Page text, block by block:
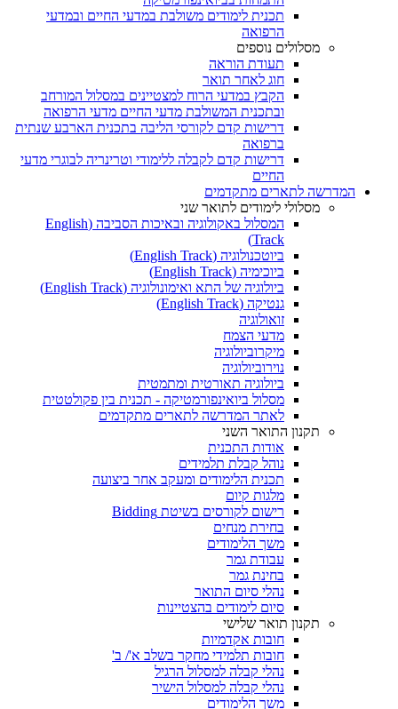
תכנית לימודים משולבת במדעי החיים ובמדעי
הרפואה
מסלולים נוספים
תעודת הוראה
חוג לאחר תואר
הקבץ במדעי הרוח למצטיינים במסלול המורחב
ובתכנית המשולבת מדעי החיים מדעי הרפואה
דרישות קדם לקורסי הליבה בתכנית הארבע שנתית
ברפואה
דרישות קדם לקבלה ללימודי וטרינריה לבוגרי מדעי
החיים
המדרשה לתארים מתקדמים
מסלולי לימודים לתואר שני
המסלול באקולוגיה ובאיכות הסביבה (English
Track)
ביוטכנולוגיה (English Track)
ביוכימיה (English Track)
ביולוגיה של התא ואימונולוגיה (English Track)
גנטיקה (English Track)
זואולוגיה
מדעי הצמח
מיקרוביולוגיה
נוירוביולוגיה
ביולוגיה תאורטית ומתמטית
מסלול ביואינפורמטיקה - תכנית בין פקולטטית
לאתר המדרשה לתארים מתקדמים
תקנון התואר השני
אודות התכנית
נוהל קבלת תלמידים
תכנית הלימודים ומעקב אחר ביצועה
מלגות קיום
רישום לקורסים בשיטת Bidding
בחירת מנחים
משך הלימודים
עבודת גמר
בחינת גמר
נהלי סיום התואר
סיום לימודים בהצטיינות
תקנון תואר שלישי
חובות אקדמיות
חובות תלמידי מחקר בשלב א'/ ב'
נהלי קבלה למסלול הרגיל
נהלי קבלה למסלול הישיר
משך הלימודים